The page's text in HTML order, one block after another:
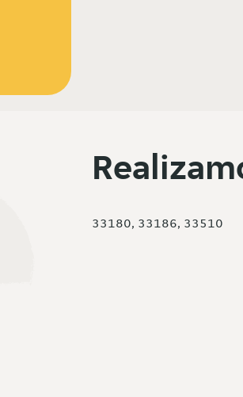
33180, 33186, 33510